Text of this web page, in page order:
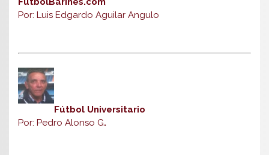
Por: Luis Edgardo Aguilar Angulo
Fútbol Universitario
Por: Pedro Alonso G.